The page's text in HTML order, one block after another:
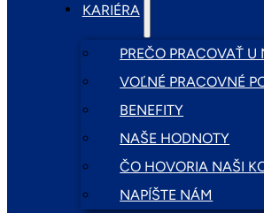
KARIÉRA
PREČO PRACOVAŤ U
VOĽNÉ PRACOVNÉ
BENEFITY
NAŠE HODNOTY
ČO HOVORIA NAŠI
NAPÍŠTE NÁM